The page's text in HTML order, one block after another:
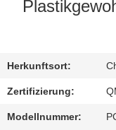
SITEMAP
Herkunftsort:
Zertifizierung:
Modellnummer: